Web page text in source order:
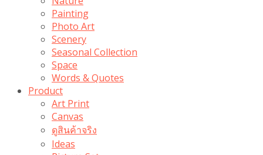
Painting
Photo Art
Scenery
Seasonal Collection
Space
Words & Quotes
Product
Art Print
Canvas
ดูสินค้าจริง
Ideas